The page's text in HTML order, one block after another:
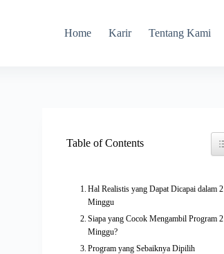
Home Karir Tentang Kami
Table of Contents
Hal Realistis yang Dapat Dicapai dalam 2
Minggu
Siapa yang Cocok Mengambil Program 2
Minggu?
Program yang Sebaiknya Dipilih